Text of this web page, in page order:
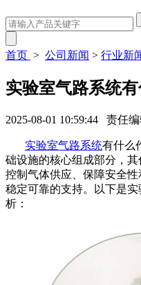
首页 > 公司新闻 > 行业新
实验室气路系统
2025-08-01 10:59:44 责任编
实验室气路系统有什么
础设施的核心组成部分，
控制气体供应、保障安全
稳定可靠的支持。以下是
析：